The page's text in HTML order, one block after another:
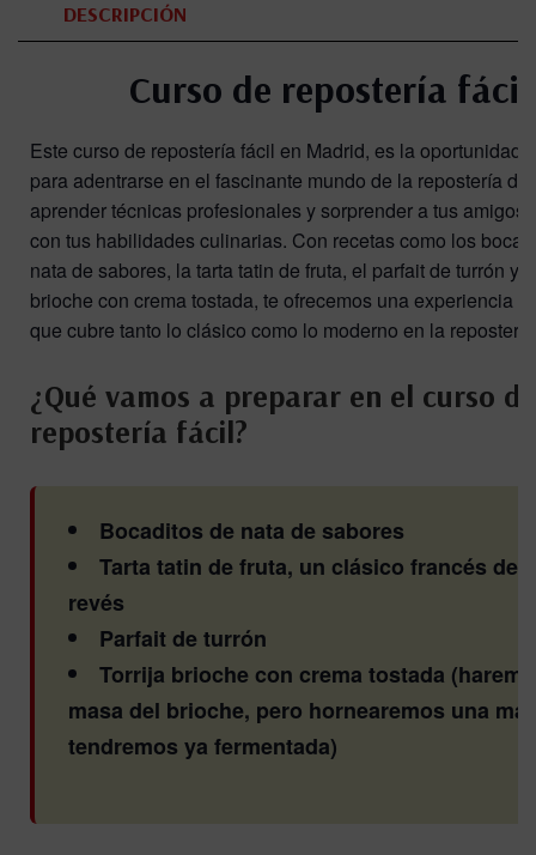
DESCRIPCIÓN
Curso de repostería fácil
Este curso de repostería fácil en Madrid, es la oportunidad
para adentrarse en el fascinante mundo de la repostería de
aprender técnicas profesionales y sorprender a tus amigos
con tus habilidades culinarias. Con recetas como los
nata de sabores, la tarta tatin de fruta, el parfait de turrón y
brioche con crema tostada, te ofrecemos una experiencia
que cubre tanto lo clásico como lo moderno en la
¿Qué vamos a preparar en el curso de
repostería fácil?
Bocaditos de nata de sabores
Tarta tatin de fruta, un clásico francés de
revés
Parfait de turrón
Torrija brioche con crema tostada
masa del brioche, pero hornearemos una
tendremos ya fermentada)